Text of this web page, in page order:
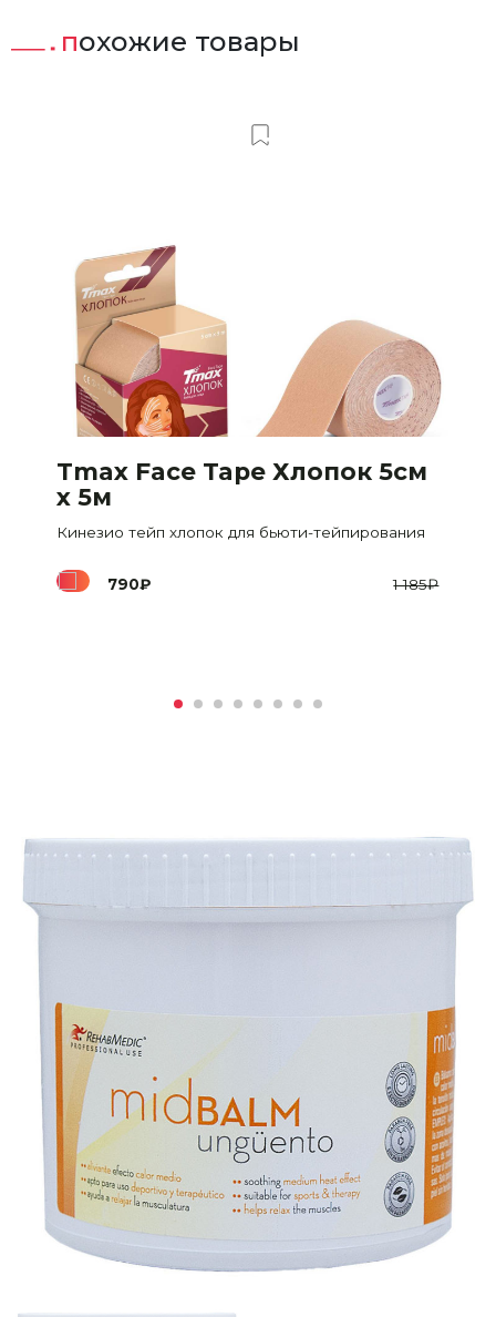
похожие товары
Tmax Face Tape Хлопок 5см
х 5м
Кинезио тейп хлопок для бьюти-тейпирования
1 185₽
790₽